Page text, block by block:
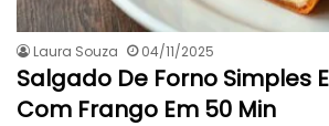
Laura Souza 04/11/2025
Salgado De Forno Simples
Com Frango Em 50 Min